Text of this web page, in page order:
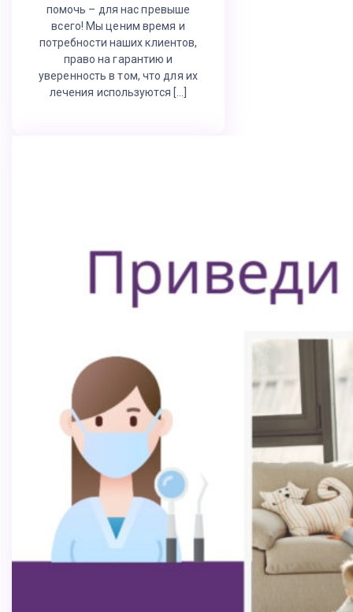
помочь – для нас превыше
всего! Мы ценим время и
потребности наших клиентов,
право на гарантию и
уверенность в том, что для их
лечения используются […]